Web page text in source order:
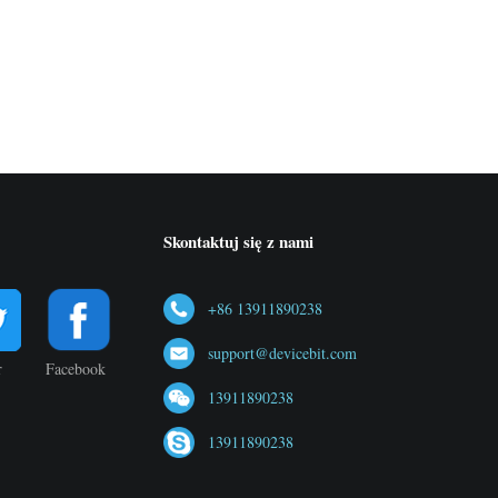
Facebook
Skontaktuj się z nami
+86 13911890238
support@devicebit.com
13911890238
13911890238